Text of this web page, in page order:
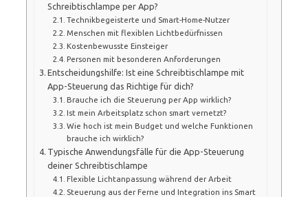
Schreibtischlampe per App?
Technikbegeisterte und Smart-Home-Nutzer
Menschen mit flexiblen Lichtbedürfnissen
Kostenbewusste Einsteiger
Personen mit besonderen Anforderungen
Entscheidungshilfe: Ist eine Schreibtischlampe mit
App-Steuerung das Richtige für dich?
Brauche ich die Steuerung per App wirklich?
Ist mein Arbeitsplatz schon smart vernetzt?
Wie hoch ist mein Budget und welche Funktionen
brauche ich wirklich?
Typische Anwendungsfälle für die App-Steuerung
deiner Schreibtischlampe
Flexible Lichtanpassung während der Arbeit
Steuerung aus der Ferne und Integration ins Smart